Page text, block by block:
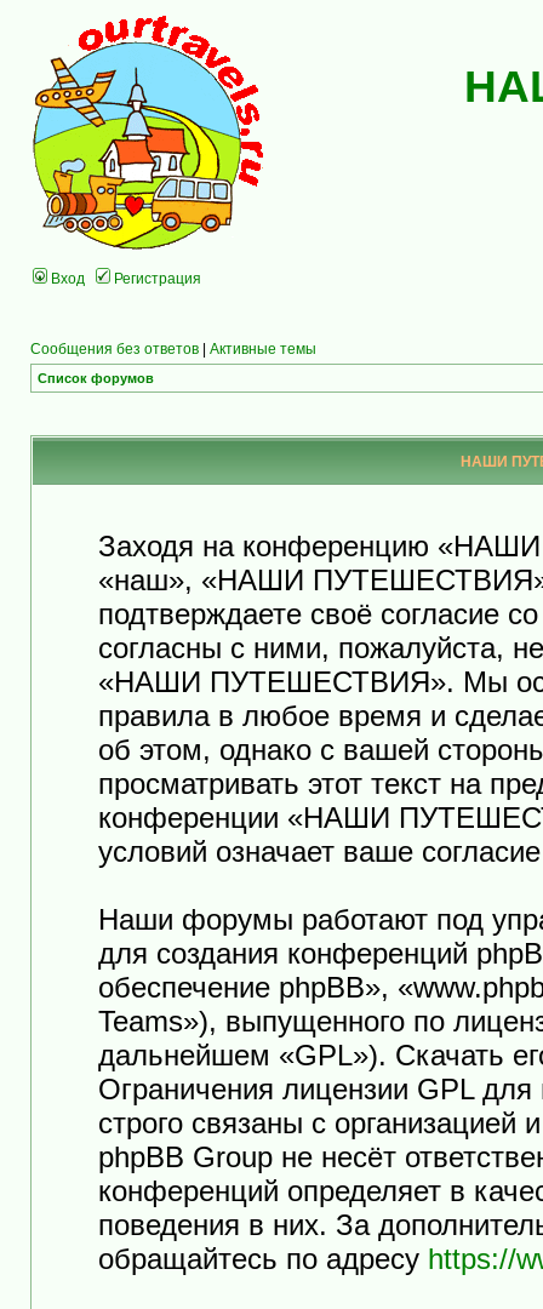
Вход Регистрация
Сообщения без ответов | Активные темы
Список форумов
НАШИ
Заходя на конференцию
«наш», «НАШИ ПУТЕШЕСТВИЯ»,
подтверждаете своё согласие
согласны с ними, пожалуйста,
«НАШИ ПУТЕШЕСТВИЯ». Мы
правила в любое время и
об этом, однако с вашей
просматривать этот текст на
конференции «НАШИ
условий означает ваше
Наши форумы работают под
для создания конференций
обеспечение phpBB»,
Teams»), выпущенного по
дальнейшем «GPL»). Скачать
Ограничения лицензии GPL
строго связаны с
phpBB Group не несёт
конференций определяет в
поведения в них. За
обращайтесь по адресу https://